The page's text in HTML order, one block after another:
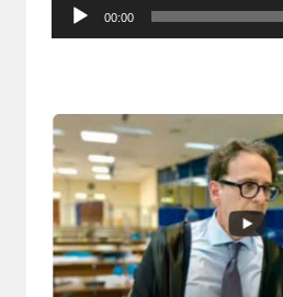
Player 00:00